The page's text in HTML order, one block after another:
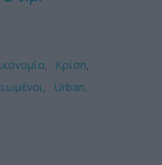
Κρίση
Urban